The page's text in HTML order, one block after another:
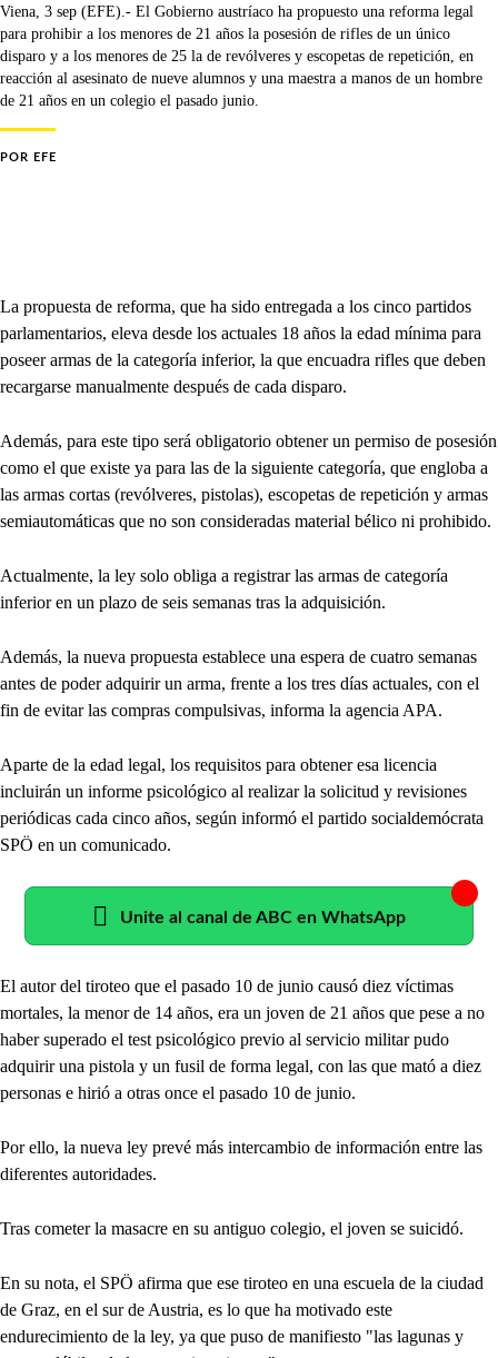
Viena, 3 sep (EFE).- El Gobierno austríaco ha propuesto una reforma legal
para prohibir a los menores de 21 años la posesión de rifles de un único
disparo y a los menores de 25 la de revólveres y escopetas de repetición, en
reacción al asesinato de nueve alumnos y una maestra a manos de un hombre
de 21 años en un colegio el pasado junio.
POR EFE
La propuesta de reforma, que ha sido entregada a los cinco partidos
parlamentarios, eleva desde los actuales 18 años la edad mínima para
poseer armas de la categoría inferior, la que encuadra rifles que deben
recargarse manualmente después de cada disparo.
Además, para este tipo será obligatorio obtener un permiso de posesión
como el que existe ya para las de la siguiente categoría, que engloba a
las armas cortas (revólveres, pistolas), escopetas de repetición y armas
semiautomáticas que no son consideradas material bélico ni prohibido.
Actualmente, la ley solo obliga a registrar las armas de categoría
inferior en un plazo de seis semanas tras la adquisición.
Además, la nueva propuesta establece una espera de cuatro semanas
antes de poder adquirir un arma, frente a los tres días actuales, con el
fin de evitar las compras compulsivas, informa la agencia APA.
Aparte de la edad legal, los requisitos para obtener esa licencia
incluirán un informe psicológico al realizar la solicitud y revisiones
periódicas cada cinco años, según informó el partido socialdemócrata
SPÖ en un comunicado.
Unite al canal de ABC en WhatsApp
El autor del tiroteo que el pasado 10 de junio causó diez víctimas
mortales, la menor de 14 años, era un joven de 21 años que pese a no
haber superado el test psicológico previo al servicio militar pudo
adquirir una pistola y un fusil de forma legal, con las que mató a diez
personas e hirió a otras once el pasado 10 de junio.
Por ello, la nueva ley prevé más intercambio de información entre las
diferentes autoridades.
Tras cometer la masacre en su antiguo colegio, el joven se suicidó.
En su nota, el SPÖ afirma que ese tiroteo en una escuela de la ciudad
de Graz, en el sur de Austria, es lo que ha motivado este
endurecimiento de la ley, ya que puso de manifiesto "las lagunas y